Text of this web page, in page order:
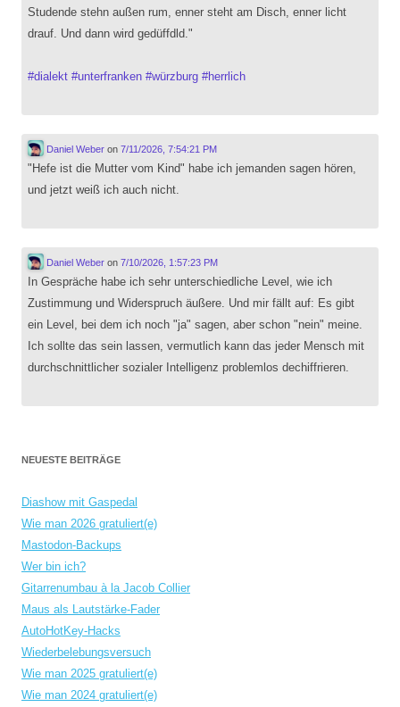
Studende stehn außen rum, enner steht am Disch, enner licht
drauf. Und dann wird gedüffdld."
#dialekt #unterfranken #würzburg #herrlich
Daniel Weberon 7/11/2026, 7:54:21 PM
"Hefe ist die Mutter vom Kind" habe ich jemanden sagen hören,
und jetzt weiß ich auch nicht.
Daniel Weberon 7/10/2026, 1:57:23 PM
In Gespräche habe ich sehr unterschiedliche Level, wie ich
Zustimmung und Widerspruch äußere. Und mir fällt auf: Es gibt
ein Level, bei dem ich noch "ja" sagen, aber schon "nein" meine.
Ich sollte das sein lassen, vermutlich kann das jeder Mensch mit
durchschnittlicher sozialer Intelligenz problemlos dechiffrieren.
NEUESTE BEITRÄGE
Diashow mit Gaspedal
Wie man 2026 gratuliert(e)
Mastodon-Backups
Wer bin ich?
Gitarrenumbau à la Jacob Collier
Maus als Lautstärke-Fader
AutoHotKey-Hacks
Wiederbelebungsversuch
Wie man 2025 gratuliert(e)
Wie man 2024 gratuliert(e)